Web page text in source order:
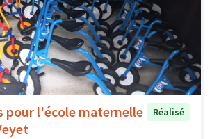
pour l'école maternelle
Réalisé